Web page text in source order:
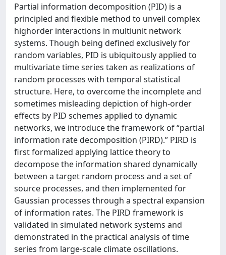
Partial information decomposition (PID) is a
principled and flexible method to unveil complex
highorder interactions in multiunit network
systems. Though being defined exclusively for
random variables, PID is ubiquitously applied to
multivariate time series taken as realizations of
random processes with temporal statistical
structure. Here, to overcome the incomplete and
sometimes misleading depiction of high-order
effects by PID schemes applied to dynamic
networks, we introduce the framework of “partial
information rate decomposition (PIRD).” PIRD is
first formalized applying lattice theory to
decompose the information shared dynamically
between a target random process and a set of
source processes, and then implemented for
Gaussian processes through a spectral expansion
of information rates. The PIRD framework is
validated in simulated network systems and
demonstrated in the practical analysis of time
series from large-scale climate oscillations.